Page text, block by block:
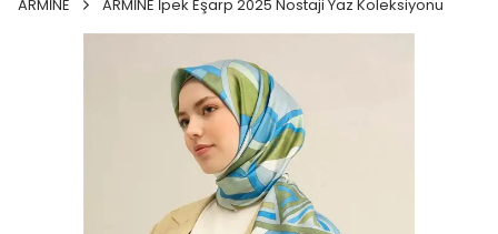
ARMİNE ARMİNE İpek Eşarp 2025 Nostaji Yaz Koleksiyonu